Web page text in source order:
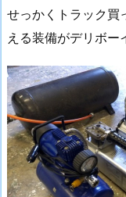
せっかくトラック買
える装備がデリボ